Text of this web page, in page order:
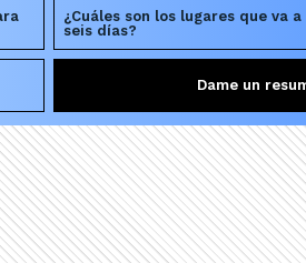
¿Cuáles son los lugares que va
seis días?
Dame un